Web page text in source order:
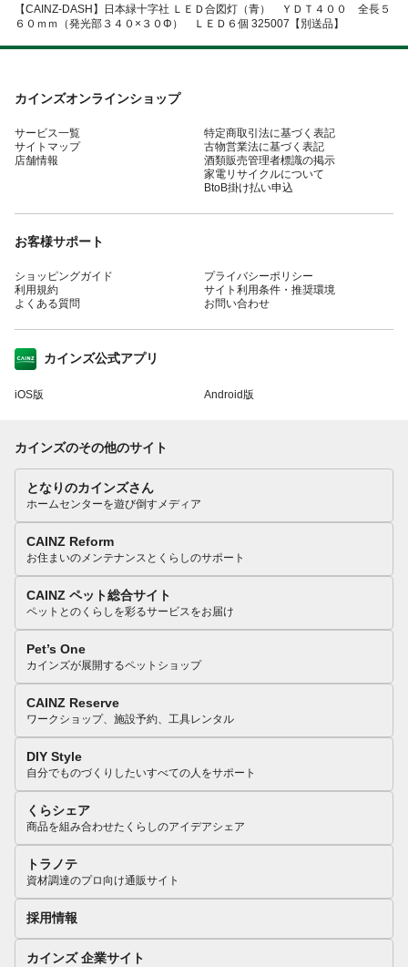
【CAINZ-DASH】日本緑十字社 ＬＥＤ合図灯（青） ＹＤＴ４００ 全長５
６０ｍｍ（発光部３４０×３０Φ） ＬＥＤ６個 325007【別送品】
カインズオンラインショップ
サービス一覧
サイトマップ
店舗情報
特定商取引法に基づく表記
古物営業法に基づく表記
酒類販売管理者標識の掲示
家電リサイクルについて
BtoB掛け払い申込
お客様サポート
ショッピングガイド
利用規約
よくある質問
プライバシーポリシー
サイト利用条件・推奨環境
お問い合わせ
カインズ公式アプリ
iOS版 Android版
カインズのその他のサイト
となりのカインズさん
ホームセンターを遊び倒すメディア
CAINZ Reform
お住まいのメンテナンスとくらしのサポート
CAINZ ペット総合サイト
ペットとのくらしを彩るサービスをお届け
Pet’s One
カインズが展開するペットショップ
CAINZ Reserve
ワークショップ、施設予約、工具レンタル
DIY Style
自分でものづくりしたいすべての人をサポート
くらシェア
商品を組み合わせたくらしのアイデアシェア
トラノテ
資材調達のプロ向け通販サイト
採用情報
カインズ 企業サイト